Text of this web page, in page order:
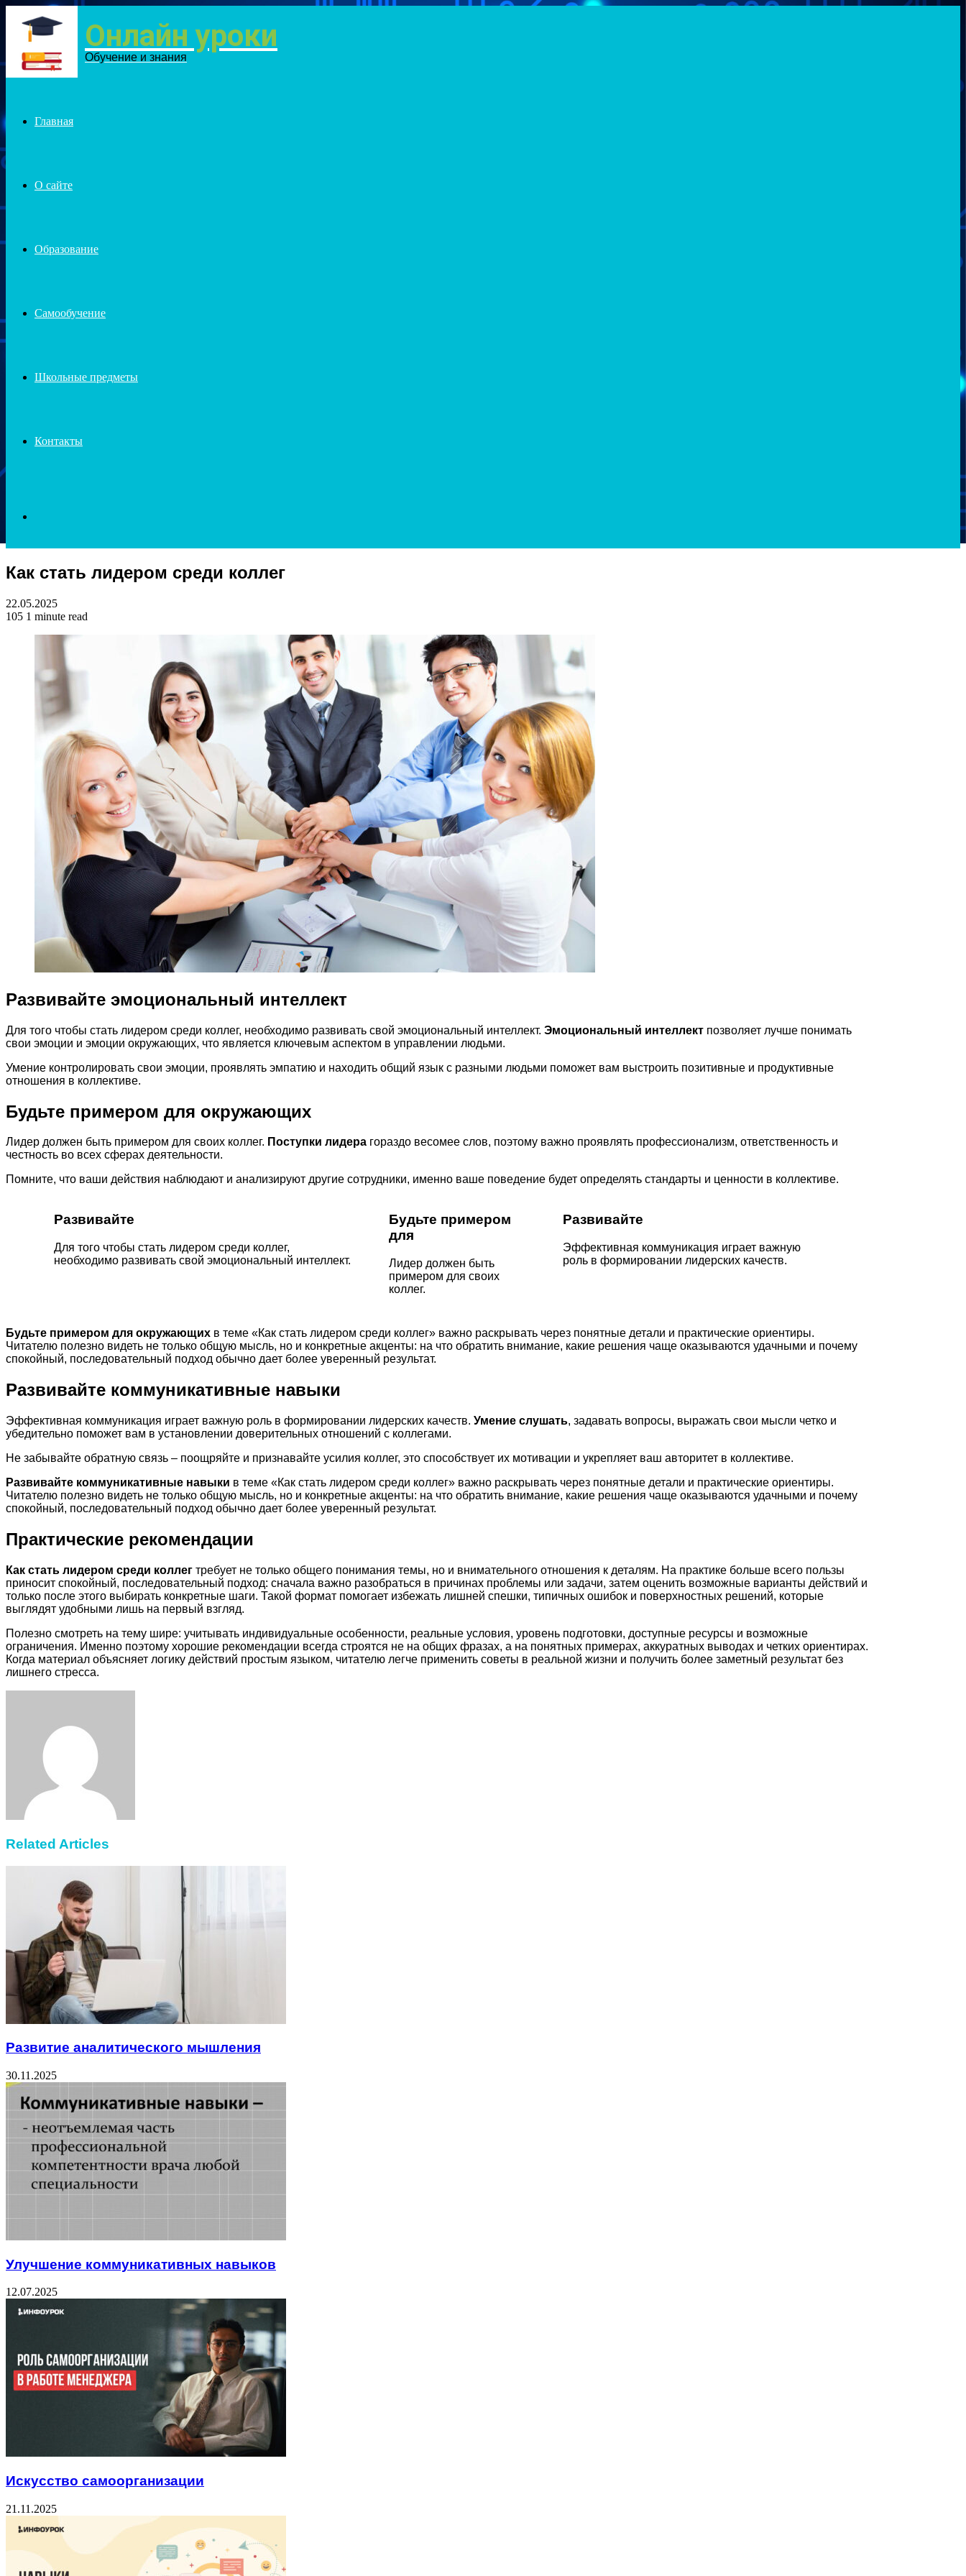
Онлайн уроки
Обучение и знания
Главная
О сайте
Образование
Самообучение
Школьные предметы
Контакты
for
Как стать лидером среди коллег
22.05.2025
105 1 minute read
Развивайте эмоциональный интеллект
Для того чтобы стать лидером среди коллег, необходимо развивать свой эмоциональный интеллект. Эмоциональный интеллект позволяет лучше понимать
свои эмоции и эмоции окружающих, что является ключевым аспектом в управлении людьми.
Умение контролировать свои эмоции, проявлять эмпатию и находить общий язык с разными людьми поможет вам выстроить позитивные и продуктивные
отношения в коллективе.
Будьте примером для окружающих
Лидер должен быть примером для своих коллег. Поступки лидера гораздо весомее слов, поэтому важно проявлять профессионализм, ответственность и
честность во всех сферах деятельности.
Помните, что ваши действия наблюдают и анализируют другие сотрудники, именно ваше поведение будет определять стандарты и ценности в коллективе.
Развивайте
Для того чтобы стать лидером среди коллег,
необходимо развивать свой эмоциональный интеллект.
Будьте примером
для
Лидер должен быть
примером для своих
коллег.
Развивайте
Эффективная коммуникация играет важную
роль в формировании лидерских качеств.
Будьте примером для окружающих в теме «Как стать лидером среди коллег» важно раскрывать через понятные детали и практические ориентиры.
Читателю полезно видеть не только общую мысль, но и конкретные акценты: на что обратить внимание, какие решения чаще оказываются удачными и почему
спокойный, последовательный подход обычно дает более уверенный результат.
Развивайте коммуникативные навыки
Эффективная коммуникация играет важную роль в формировании лидерских качеств. Умение слушать, задавать вопросы, выражать свои мысли четко и
убедительно поможет вам в установлении доверительных отношений с коллегами.
Не забывайте обратную связь – поощряйте и признавайте усилия коллег, это способствует их мотивации и укрепляет ваш авторитет в коллективе.
Развивайте коммуникативные навыки в теме «Как стать лидером среди коллег» важно раскрывать через понятные детали и практические ориентиры.
Читателю полезно видеть не только общую мысль, но и конкретные акценты: на что обратить внимание, какие решения чаще оказываются удачными и почему
спокойный, последовательный подход обычно дает более уверенный результат.
Практические рекомендации
Как стать лидером среди коллег требует не только общего понимания темы, но и внимательного отношения к деталям. На практике больше всего пользы
приносит спокойный, последовательный подход: сначала важно разобраться в причинах проблемы или задачи, затем оценить возможные варианты действий и
только после этого выбирать конкретные шаги. Такой формат помогает избежать лишней спешки, типичных ошибок и поверхностных решений, которые
выглядят удобными лишь на первый взгляд.
Полезно смотреть на тему шире: учитывать индивидуальные особенности, реальные условия, уровень подготовки, доступные ресурсы и возможные
ограничения. Именно поэтому хорошие рекомендации всегда строятся не на общих фразах, а на понятных примерах, аккуратных выводах и четких ориентирах.
Когда материал объясняет логику действий простым языком, читателю легче применить советы в реальной жизни и получить более заметный результат без
лишнего стресса.
Related Articles
Развитие аналитического мышления
30.11.2025
Улучшение коммуникативных навыков
12.07.2025
Искусство самоорганизации
21.11.2025